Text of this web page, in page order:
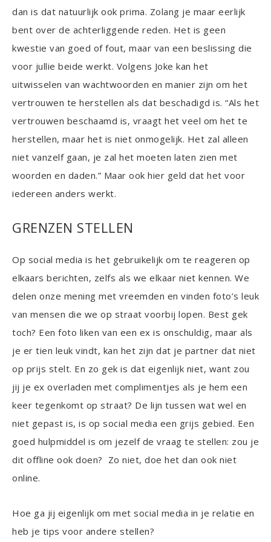
dan is dat natuurlijk ook prima. Zolang je maar eerlijk
bent over de achterliggende reden. Het is geen
kwestie van goed of fout, maar van een beslissing die
voor jullie beide werkt. Volgens Joke kan het
uitwisselen van wachtwoorden en manier zijn om het
vertrouwen te herstellen als dat beschadigd is. “Als het
vertrouwen beschaamd is, vraagt het veel om het te
herstellen, maar het is niet onmogelijk. Het zal alleen
niet vanzelf gaan, je zal het moeten laten zien met
woorden en daden.” Maar ook hier geld dat het voor
iedereen anders werkt.
GRENZEN STELLEN
Op social media is het gebruikelijk om te reageren op
elkaars berichten, zelfs als we elkaar niet kennen. We
delen onze mening met vreemden en vinden foto’s leuk
van mensen die we op straat voorbij lopen. Best gek
toch? Een foto liken van een ex is onschuldig, maar als
je er tien leuk vindt, kan het zijn dat je partner dat niet
op prijs stelt. En zo gek is dat eigenlijk niet, want zou
jij je ex overladen met complimentjes als je hem een
keer tegenkomt op straat? De lijn tussen wat wel en
niet gepast is, is op social media een grijs gebied. Een
goed hulpmiddel is om jezelf de vraag te stellen: zou je
dit offline ook doen? Zo niet, doe het dan ook niet
online.
Hoe ga jij eigenlijk om met social media in je relatie en
heb je tips voor andere stellen?